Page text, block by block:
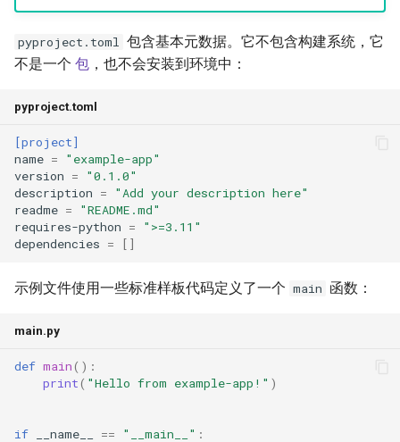
pyproject.toml 包含基本元数据。它不包含构建系统，它
不是一个 包 ，也不会安装到环境中：
pyproject.toml
[project]
name =
"example-app"
version =
"0.1.0"
description =
"Add your description here"
readme =
"README.md"
requires-python =
">=3.11"
dependencies = []
示例文件使用一些标准样板代码定义了一个 main 函数：
main.py
def main():
print( "Hello from example-app!" )
if __name__ == "__main__" :